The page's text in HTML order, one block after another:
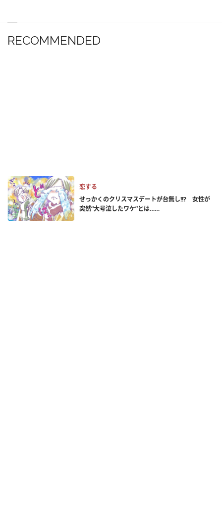
RECOMMENDED
恋する
せっかくのクリスマスデートが台無し!!? 女性が
突然“大号泣したワケ”とは……